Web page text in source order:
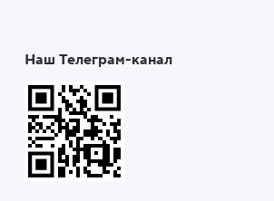
Наш Телеграм-канал